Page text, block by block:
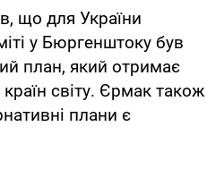
що для України
у Бюргенштоку був
план, який отримає
світу. Єрмак також
плани є